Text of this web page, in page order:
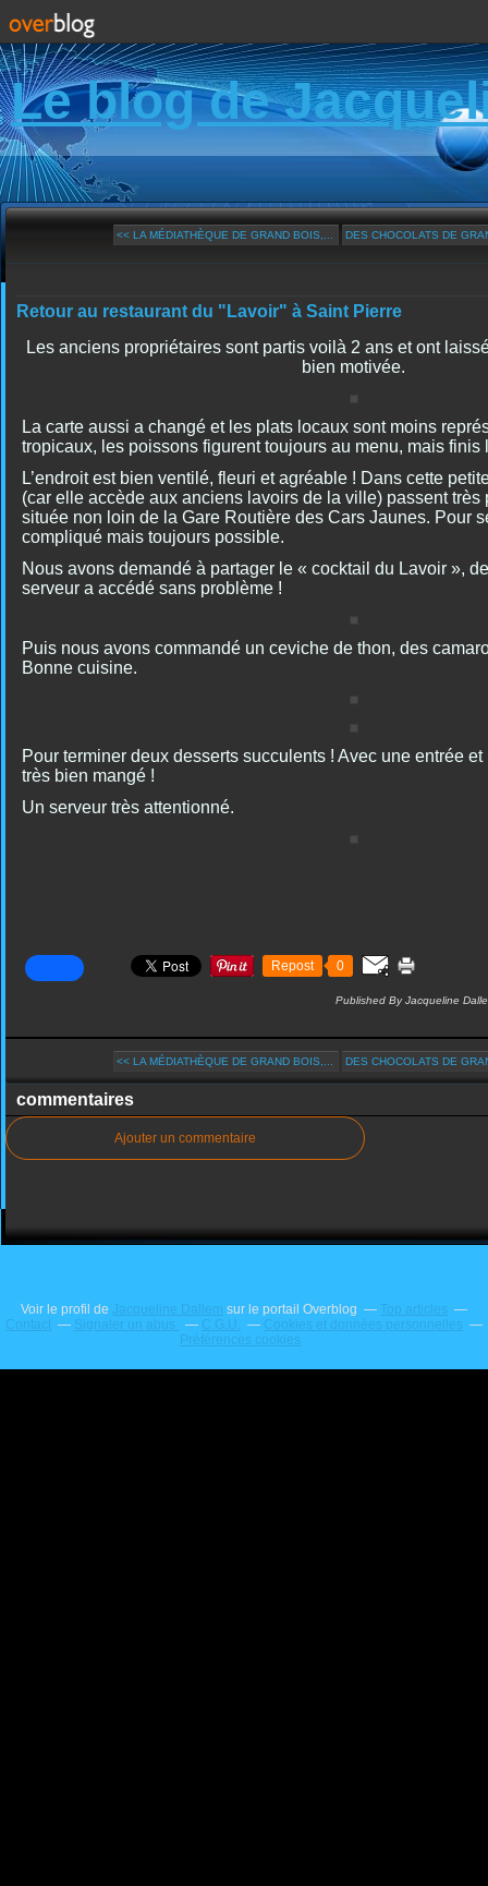
Le blog de
<< LA MÉDIATHÈQUE DE GRAND BOIS,... DES CHOCOLATS DE
Retour au restaurant du "Lavoir" à Saint Pierre
Les anciens propriétaires sont partis voilà 2 ans et ont
bien motivée.
La carte aussi a changé et les plats locaux sont moins
tropicaux, les poissons figurent toujours au menu, mais finis
L’endroit est bien ventilé, fleuri et agréable ! Dans cette
(car elle accède aux anciens lavoirs de la ville) passent très
située non loin de la Gare Routière des Cars Jaunes. Pour
compliqué mais toujours possible.
Nous avons demandé à partager le « cocktail du Lavoir »,
serveur a accédé sans problème !
Puis nous avons commandé un ceviche de thon, des
Bonne cuisine.
Pour terminer deux desserts succulents ! Avec une entrée
très bien mangé !
Un serveur très attentionné.
Repost 0
Published By Jacqueline
<< LA MÉDIATHÈQUE DE GRAND BOIS,... DES CHOCOLATS DE
commentaires
Ajouter un commentaire
Voir le profil de Jacqueline Dallem sur le portail Overblog
Top articles
Contact
Signaler un abus C.G.U.
Cookies et données personnelles
Préférences cookies